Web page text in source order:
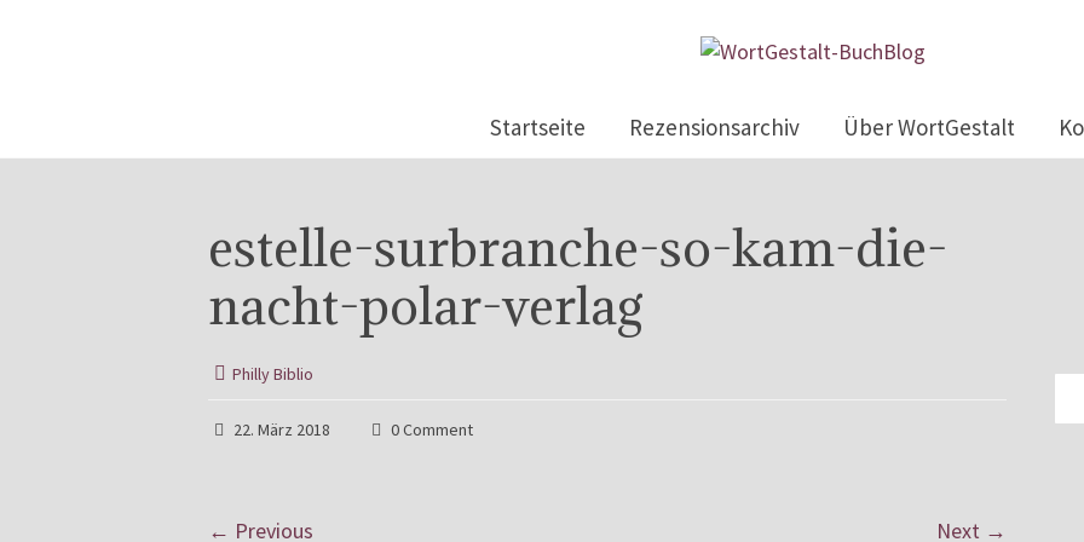
Startseite Rezensionsarchiv Über WortGestalt
estelle-surbranche-so-kam-die-
nacht-polar-verlag
Philly Biblio
22. März 2018 0 Comment
← Previous Next →